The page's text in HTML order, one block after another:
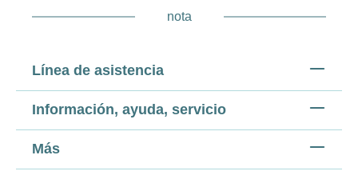
nota
Línea de asistencia
Información, ayuda, servicio
Más